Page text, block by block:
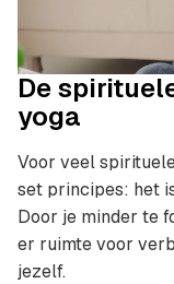
De
yoga
Voor veel
set principes: het
Door je minder te
er ruimte voor
jezelf.